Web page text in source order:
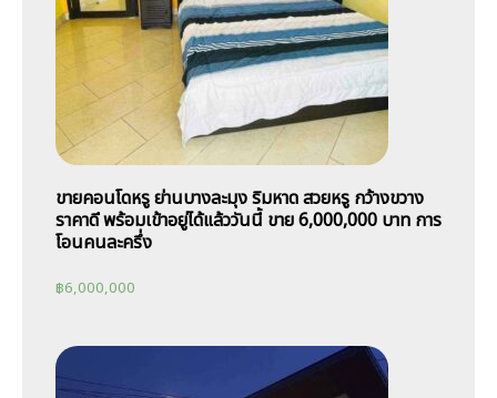
ขายคอนโดหรู ย่านบางละมุง ริมหาด สวยหรู กว้างขวาง
ราคาดี พร้อมเข้าอยู่ได้แล้ววันนี้ ขาย 6,000,000 บาท การ
โอนคนละครึ่ง
฿6,000,000